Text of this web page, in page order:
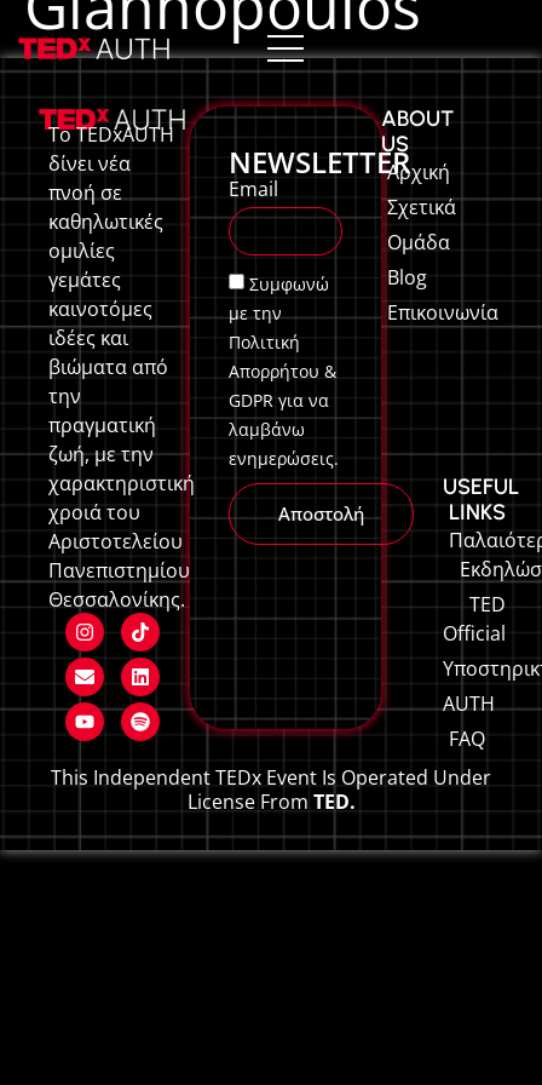
Το TEDxAUTH
δίνει νέα
πνοή σε
καθηλωτικές
ομιλίες
γεμάτες
καινοτόμες
ιδέες και
βιώματα από
την
πραγματική
ζωή, με την
χαρακτηριστική
χροιά του
Αριστοτελείου
Πανεπιστημίου
Θεσσαλονίκης.
ABOUT
US
Αρχική
Σχετικά
Ομάδα
Blog
Επικοινωνία
USEFUL
LINKS
TED
Official
AUTH
FAQ
NEWSLETTER
Email
Συμφωνώ
με την
Πολιτική
Απορρήτου &
GDPR για να
λαμβάνω
ενημερώσεις.
Αποστολή
This Independent TEDx Event Is Operated Under
License From TED.